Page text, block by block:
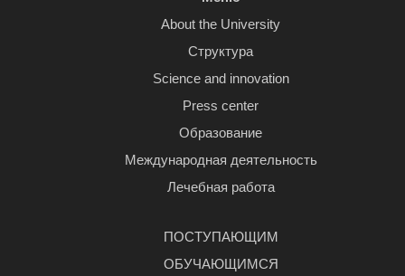
About the University
Структура
Science and innovation
Press center
Образование
Международная деятельность
Лечебная работа
ПОСТУПАЮЩИМ
ОБУЧАЮЩИМСЯ